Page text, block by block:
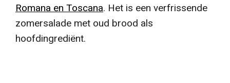
Romana en Toscana. Het is een verfrissende
zomersalade met oud brood als
hoofdingrediënt.